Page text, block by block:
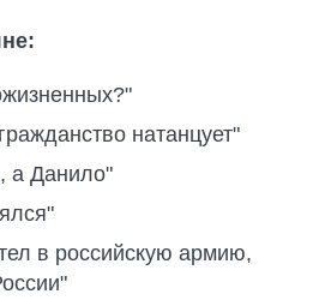
натанцует"
а Данило"
в российскую армию,